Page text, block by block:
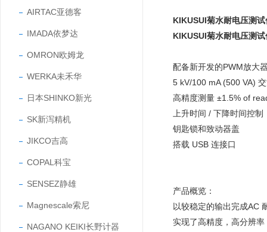
AIRTAC亚德客
IMADA依梦达
OMRON欧姆龙
WERKA未禾华
日本SHINKO新光
SK新泻精机
JIKCO吉高
COPAL科宝
SENSEZ静雄
Magnescale索尼
NAGANO KEIKI长野计器
KIKUSUI菊水耐电压测试
KIKUSUI菊水耐电压测试
配备新开发的PWM放大
5 kV/100 mA (500 VA)
高精度测量 ±1.5% of
上升时间 / 下降时间控制
钥匙锁和致动器盖
搭载 USB 连接口
产品概览：
以较稳定的输出完成AC
实现了高精度，高分辨